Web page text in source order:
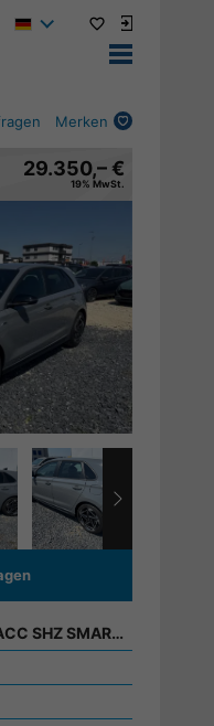
Merken
29.350,– €
19% MwSt.
IMPRESSION N-LINE DCT ACC SHZ SMART KEY BSD MEMORY